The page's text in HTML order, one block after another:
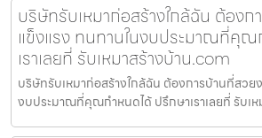
บริษัทรับเหมาก่อสร้างใกล้ฉัน ต้องก
แข็งแรง ทนทานในงบประมาณที่คุณ
เราเลยที่ รับเหมาสร้างบ้าน.com
บริษัทรับเหมาก่อสร้างใกล้ฉัน ต้องการบ้านที่สวย
งบประมาณที่คุณกำหนดได้ ปรึกษาเราเลยที่ รับเห